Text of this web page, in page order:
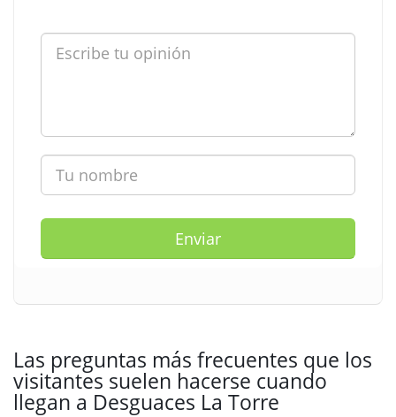
Enviar
Las preguntas más frecuentes que los
visitantes suelen hacerse cuando
llegan a Desguaces La Torre